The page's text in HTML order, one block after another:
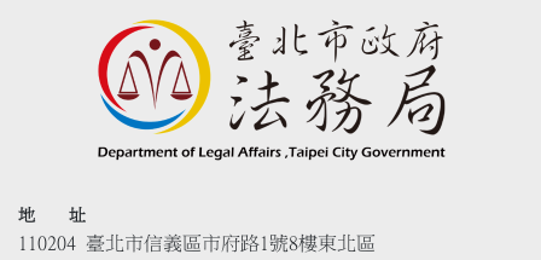
地 址
110204 臺北市信義區市府路1號8樓東北區